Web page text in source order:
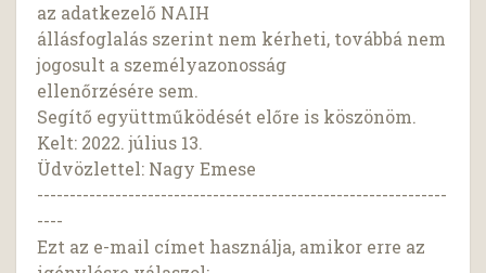
az adatkezelő NAIH
állásfoglalás szerint nem kérheti, továbbá nem
jogosult a személyazonosság
ellenőrzésére sem.
Segítő együttműködését előre is köszönöm.
Kelt: 2022. július 13.
Üdvözlettel: Nagy Emese
---------------------------------------------------------------
----
Ezt az e-mail címet használja, amikor erre az